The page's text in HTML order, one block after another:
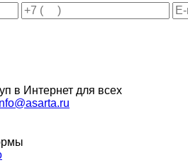
в Интернет для всех